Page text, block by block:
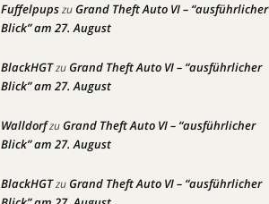
FuffelpupszuGrand Theft Auto VI – “ausführlicher
Blick” am 27. August
BlackHGTzuGrand Theft Auto VI – “ausführlicher
Blick” am 27. August
WalldorfzuGrand Theft Auto VI – “ausführlicher
Blick” am 27. August
BlackHGTzuGrand Theft Auto VI – “ausführlicher